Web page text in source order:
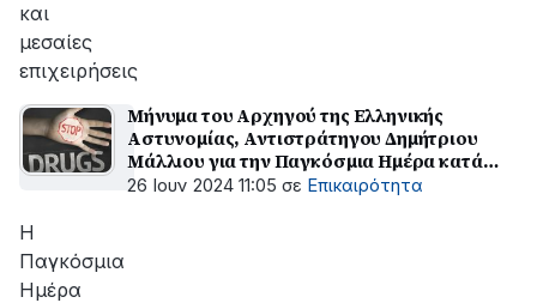
και
μεσαίες
επιχειρήσεις
Μήνυμα του Αρχηγού της Ελληνικής
Αστυνομίας, Αντιστράτηγου Δημήτριου
Μάλλιου για την Παγκόσμια Ημέρα κατά
των ναρκωτικών
26 Ιουν 2024 11:05 σε Επικαιρότητα
Η
Παγκόσμια
Ημέρα